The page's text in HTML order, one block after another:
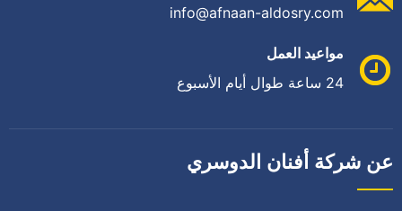
info@afnaan-aldosry.com
مواعيد العمل
24 ساعة طوال أيام الأسبوع
عن شركة أفنان الدوسري